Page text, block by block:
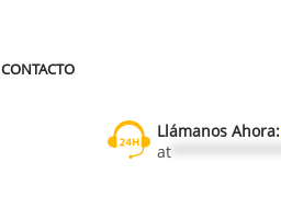
CONTACTO
Llámanos Ahora:
at